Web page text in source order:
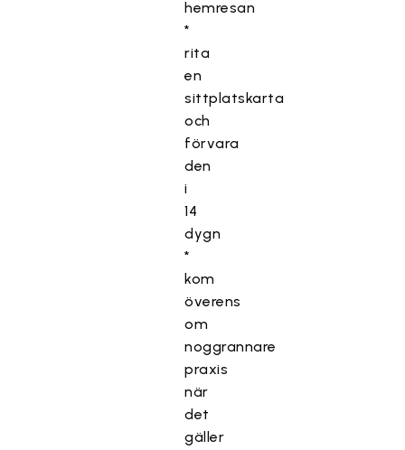
hemresan
*
rita
en
sittplatskarta
och
förvara
den
i
14
dygn
*
kom
överens
om
noggrannare
praxis
när
det
gäller